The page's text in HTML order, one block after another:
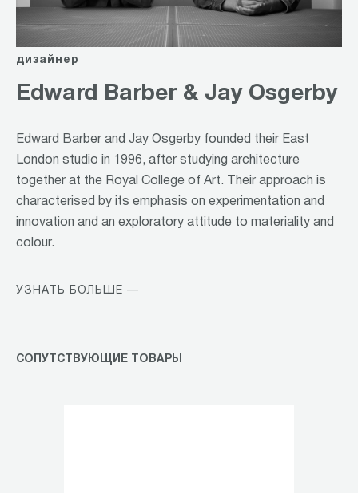
дизайнер
Edward Barber & Jay Osgerby
Edward Barber and Jay Osgerby founded their East
London studio in 1996, after studying architecture
together at the Royal College of Art. Their approach is
characterised by its emphasis on experimentation and
innovation and an exploratory attitude to materiality and
colour.
УЗНАТЬ БОЛЬШЕ —
СОПУТСТВУЮЩИЕ ТОВАРЫ